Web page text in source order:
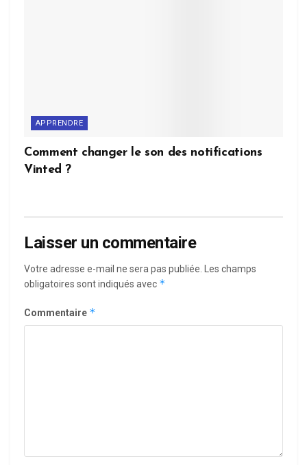
APPRENDRE
Comment changer le son des notifications
Vinted ?
Laisser un commentaire
Votre adresse e-mail ne sera pas publiée. Les champs
obligatoires sont indiqués avec *
Commentaire *